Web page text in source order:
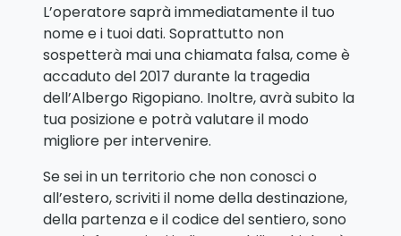
L’operatore saprà immediatamente il tuo
nome e i tuoi dati. Soprattutto non
sospetterà mai una chiamata falsa, come è
accaduto del 2017 durante la tragedia
dell’Albergo Rigopiano. Inoltre, avrà subito la
tua posizione e potrà valutare il modo
migliore per intervenire.
Se sei in un territorio che non conosci o
all’estero, scriviti il nome della destinazione,
della partenza e il codice del sentiero, sono